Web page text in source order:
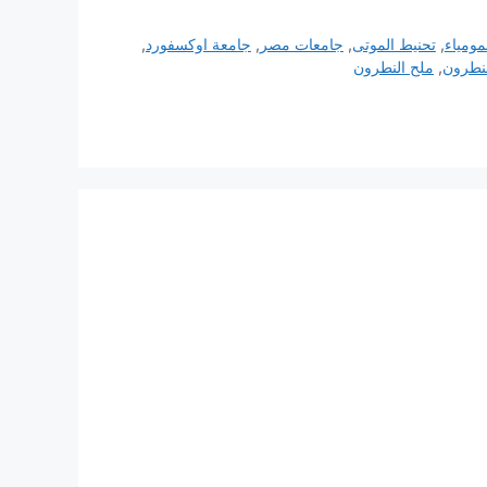
,تحنيط الموتى, جامعات مصر , جامعة اوكسفورد,
, ملح النطرون